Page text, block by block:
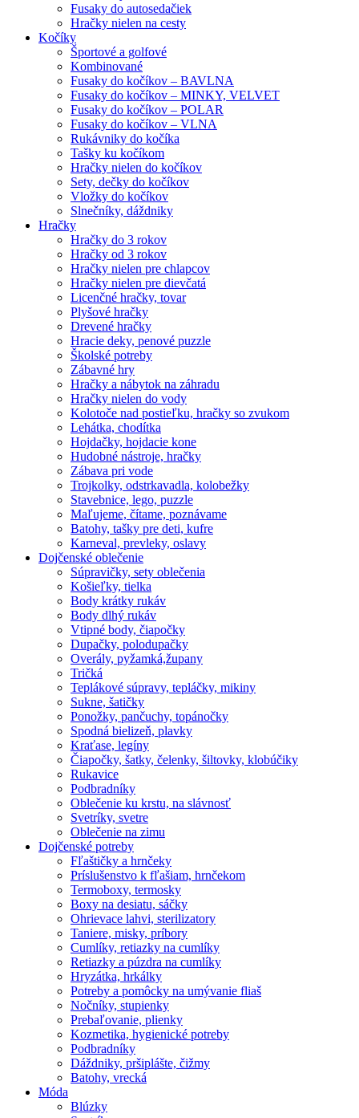
Fusaky do autosedačiek
Hračky nielen na cesty
Kočíky
Športové a golfové
Kombinované
Fusaky do kočíkov – BAVLNA
Fusaky do kočíkov – MINKY, VELVET
Fusaky do kočíkov – POLAR
Fusaky do kočíkov – VLNA
Rukávniky do kočíka
Tašky ku kočíkom
Hračky nielen do kočíkov
Sety, dečky do kočíkov
Vložky do kočíkov
Slnečníky, dáždniky
Hračky
Hračky do 3 rokov
Hračky od 3 rokov
Hračky nielen pre chlapcov
Hračky nielen pre dievčatá
Licenčné hračky, tovar
Plyšové hračky
Drevené hračky
Hracie deky, penové puzzle
Školské potreby
Zábavné hry
Hračky a nábytok na záhradu
Hračky nielen do vody
Kolotoče nad postieľku, hračky so zvukom
Lehátka, chodítka
Hojdačky, hojdacie kone
Hudobné nástroje, hračky
Zábava pri vode
Trojkolky, odstrkavadla, kolobežky
Stavebnice, lego, puzzle
Maľujeme, čítame, poznávame
Batohy, tašky pre deti, kufre
Karneval, prevleky, oslavy
Dojčenské oblečenie
Súpravičky, sety oblečenia
Košieľky, tielka
Body krátky rukáv
Body dlhý rukáv
Vtipné body, čiapočky
Dupačky, polodupačky
Overály, pyžamká,župany
Tričká
Teplákové súpravy, tepláčky, mikiny
Sukne, šatičky
Ponožky, pančuchy, topánočky
Spodná bielizeň, plavky
Kraťase, legíny
Čiapočky, šatky, čelenky, šiltovky, klobúčiky
Rukavice
Podbradníky
Oblečenie ku krstu, na slávnosť
Svetríky, svetre
Oblečenie na zimu
Dojčenské potreby
Fľaštičky a hrnčeky
Príslušenstvo k fľašiam, hrnčekom
Termoboxy, termosky
Boxy na desiatu, sáčky
Ohrievace lahvi, sterilizatory
Taniere, misky, príbory
Cumlíky, retiazky na cumlíky
Retiazky a púzdra na cumlíky
Hryzátka, hrkálky
Potreby a pomôcky na umývanie fliaš
Nočníky, stupienky
Prebaľovanie, plienky
Kozmetika, hygienické potreby
Podbradníky
Dáždniky, pršiplášte, čižmy
Batohy, vrecká
Móda
Blúzky